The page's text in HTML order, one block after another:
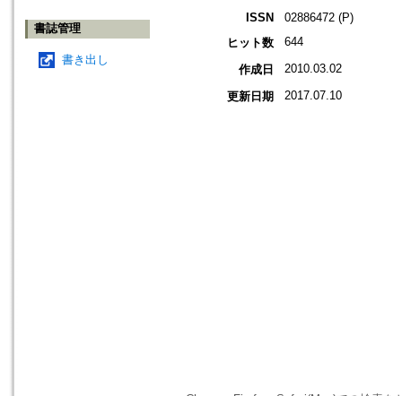
書誌管理
書き出し
ISSN
02886472 (P)
ヒット数
644
作成日 2010.03.02
更新日期 2017.07.10